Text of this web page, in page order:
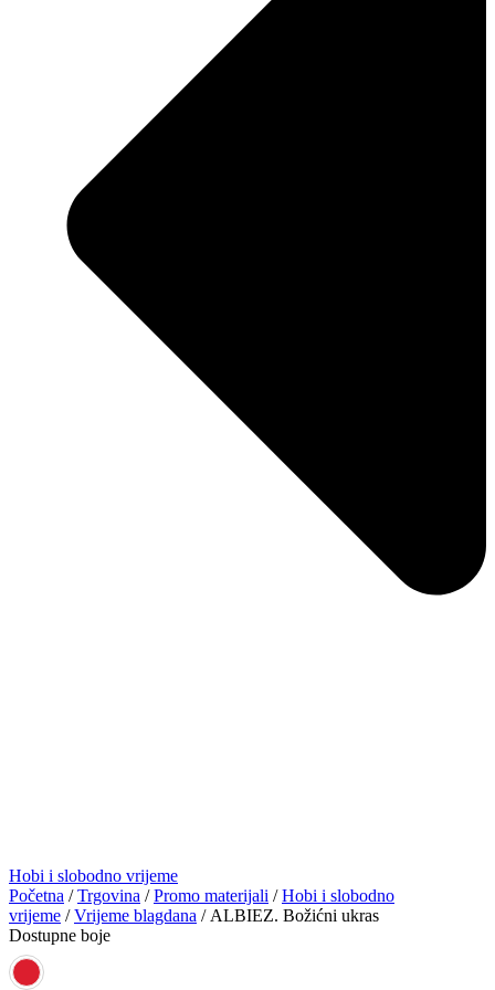
Hobi i slobodno vrijeme
Početna /Trgovina /Promo materijali /Hobi i slobodno
vrijeme /Vrijeme blagdana / ALBIEZ. Božićni ukras
Dostupne boje